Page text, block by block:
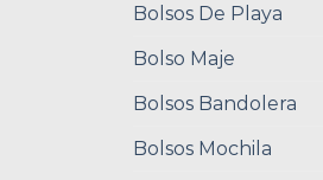
Bolsos De Playa
Bolso Maje
Bolsos Bandolera
Bolsos Mochila